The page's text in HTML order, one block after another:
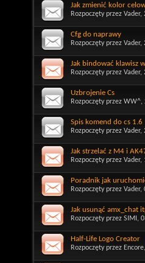
Jak zmienić kolor
Rozpoczęty przez Vader,
Cfg do naprawy
Rozpoczęty przez Vader,
Jak bindować klawisz
Rozpoczęty przez Vader,
Uzbrojenie Cs
Rozpoczęty przez WW^,
Spis komend do cs 1.6
Rozpoczęty przez Vader,
Jak strzelać z M4 i
Rozpoczęty przez Vader,
Poradnik jak
Rozpoczęty przez Vader,
Jak usunąć amx_chat
Rozpoczęty przez SIMI ,
Half-Life Logo Creator
Rozpoczęty przez Encore